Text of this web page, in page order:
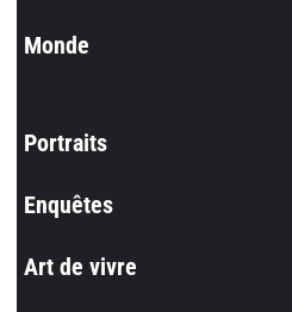
Monde
Portraits
Enquêtes
Art de vivre